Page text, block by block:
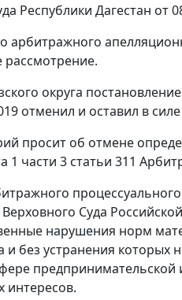
Республики Дагестан от
рассмотрение.
округа
отменил и оставил в
просит об отмене
части 3 статьи 311
Суда
нарушения норм
и без устранения
интересов.